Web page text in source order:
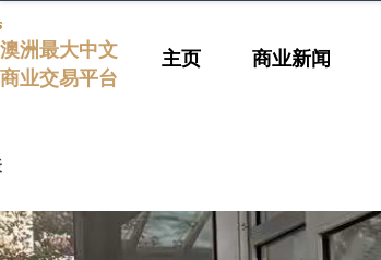
澳洲最大中文
商业交易平台
主页 商业新闻